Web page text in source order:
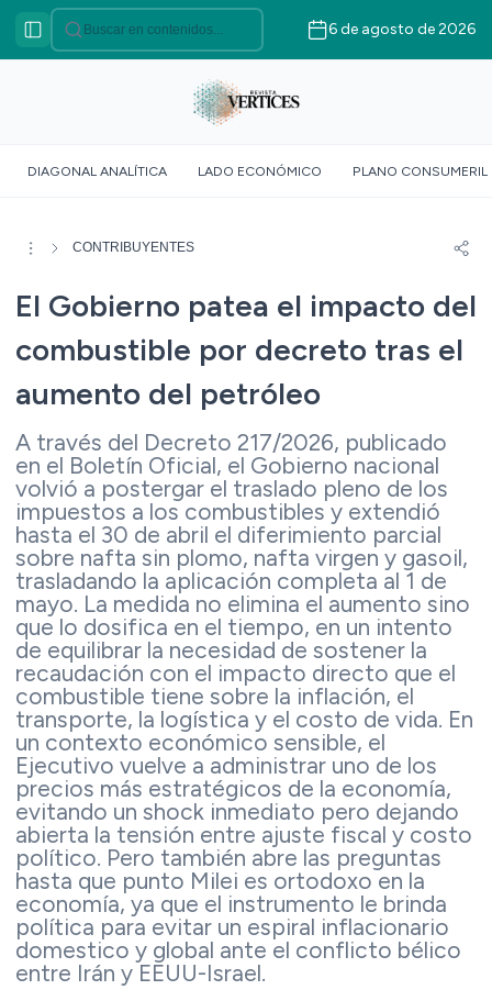
VÉRTICES ASOCIATIVO
VÉRTICES AGRICULTURA
VÉRTICES SUR GLOBAL
DOSSIER GEOMÉTRICO
6 de agosto de 2026
DIAGONAL ANALÍTICA LADO ECONÓMICO PLANO CONSUMERIL
CONTRIBUYENTES
El Gobierno patea el impacto del
combustible por decreto tras el
aumento del petróleo
A través del Decreto 217/2026, publicado
en el Boletín Oficial, el Gobierno nacional
volvió a postergar el traslado pleno de los
impuestos a los combustibles y extendió
hasta el 30 de abril el diferimiento parcial
sobre nafta sin plomo, nafta virgen y gasoil,
trasladando la aplicación completa al 1 de
mayo. La medida no elimina el aumento sino
que lo dosifica en el tiempo, en un intento
de equilibrar la necesidad de sostener la
recaudación con el impacto directo que el
combustible tiene sobre la inflación, el
transporte, la logística y el costo de vida. En
un contexto económico sensible, el
Ejecutivo vuelve a administrar uno de los
precios más estratégicos de la economía,
evitando un shock inmediato pero dejando
abierta la tensión entre ajuste fiscal y costo
político. Pero también abre las preguntas
hasta que punto Milei es ortodoxo en la
economía, ya que el instrumento le brinda
política para evitar un espiral inflacionario
domestico y global ante el conflicto bélico
entre Irán y EEUU-Israel.